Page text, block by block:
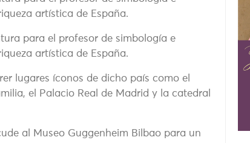
artística de España.
para el profesor de simbología e
artística de España.
lugares íconos de dicho país como el
el Palacio Real de Madrid y la catedral
al Museo Guggenheim Bilbao para un